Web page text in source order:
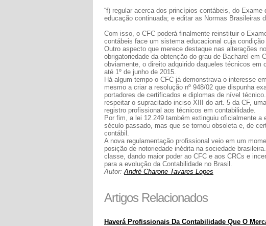
“f) regular acerca dos princípios contábeis, do
educação continuada; e editar as Normas Brasileiras
Com isso, o CFC poderá finalmente reinstituir o
contábeis face um sistema educacional cuja
Outro aspecto que merece destaque nas alterações
obrigatoriedade da obtenção do grau de Bacharel em
obviamente, o direito adquirido daqueles técnicos
até 1º de junho de 2015.
Há algum tempo o CFC já demonstrava o interesse
mesmo a criar a resolução nº 948/02 que dispunha
portadores de certificados e diplomas de nível
respeitar o supracitado inciso XIII do art. 5 da CF,
registro profissional aos técnicos em contabilidade.
Por fim, a lei 12.249 também extinguiu oficialmente a
século passado, mas que se tornou obsoleta e, de
contábil.
A nova regulamentação profissional veio em um
posição de notoriedade inédita na sociedade
classe, dando maior poder ao CFC e aos CRCs e
para a evolução da Contabilidade no Brasil.
Autor:André Charone Tavares Lopes
Artigos Relacionados
Haverá Profissionais Da Contabilidade Que O